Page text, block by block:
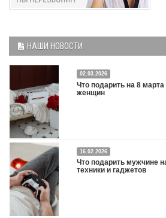
НАШИ НОВОСТИ
02.03.2026
Что подарить на 8
женщин
Что подарить на 8 марта 2026: техника для женщин
16.02.2026
Что подарить мужчине
техники и гаджетов